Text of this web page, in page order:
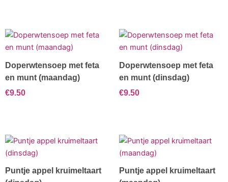
Doperwtensoep met feta
en munt (maandag)
€9.50
Doperwtensoep met feta
en munt (dinsdag)
€9.50
Puntje appel kruimeltaart
Puntje appel kruimeltaart